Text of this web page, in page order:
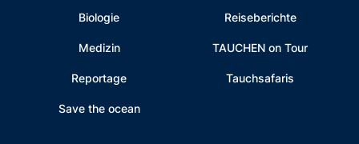
Biologie
Medizin
Reportage
Save the ocean
Reiseberichte
TAUCHEN on Tour
Tauchsafaris